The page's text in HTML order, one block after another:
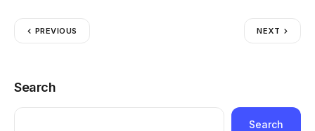
PREVIOUS NEXT
Search
Search